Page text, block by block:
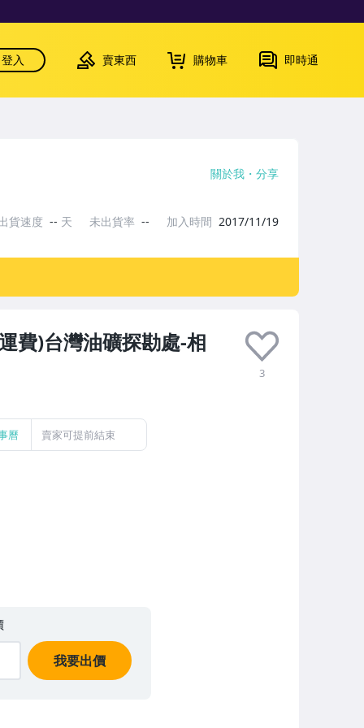
登入 賣東西 購物車 即時通
費)台灣油礦探勘處-相
3
曆 賣家可提前結束
我要出價
關於我 分享
貨速度 -- 天 未出貨率 -- 加入時間 2017/11/19